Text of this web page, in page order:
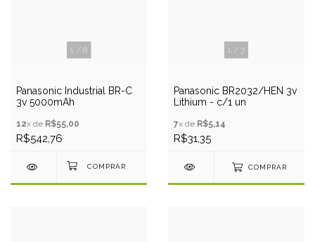
1 / 8
Panasonic Industrial BR-C
3v 5000mAh
12x de R$55,00
R$542,76
1 / 7
Panasonic BR2032/HEN 3v
Lithium - c/1 un
7x de R$5,14
R$31,35
COMPRAR